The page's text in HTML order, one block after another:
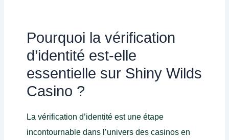
Pourquoi la vérification
d’identité est-elle
essentielle sur Shiny Wilds
Casino ?
La vérification d’identité est une étape
incontournable dans l’univers des casinos en